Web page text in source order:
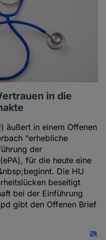
in die
äußert in einem Offenen
"erhebliche
der
für die heute eine
Die HU
beseitigt
bei der Einführung
gibt den Offenen Brief